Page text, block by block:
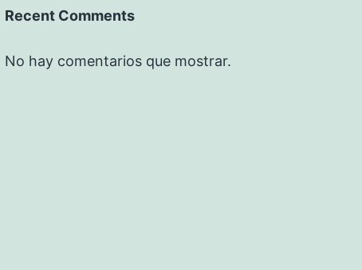
Recent Comments
No hay comentarios que mostrar.